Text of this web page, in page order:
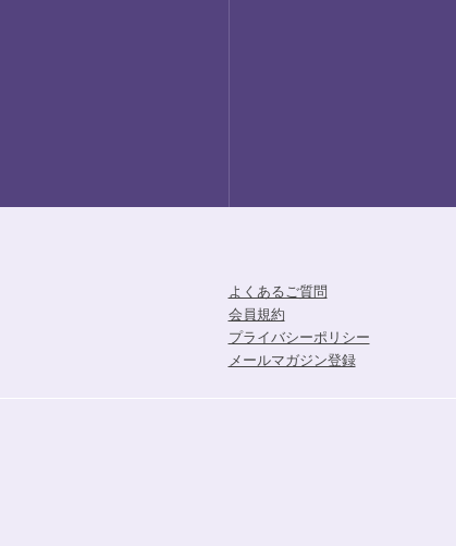
よくあるご質問
会員規約
プライバシーポリシー
メールマガジン登録